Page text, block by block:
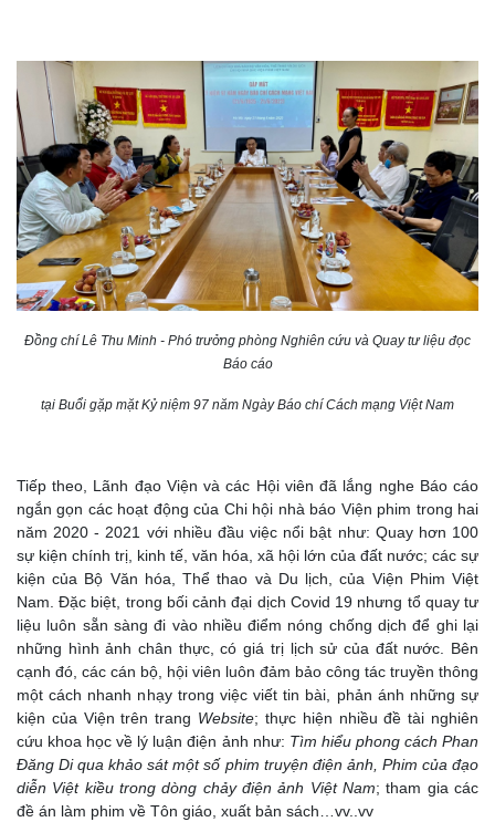
Đồng chí Lê Thu Minh - Phó trưởng phòng Nghiên cứu và Quay tư liệu đọc
Báo cáo
tại Buổi gặp mặt Kỷ niệm 97 năm Ngày Báo chí Cách mạng Việt Nam
Tiếp theo, Lãnh đạo Viện và các Hội viên đã lắng nghe Báo cáo
ngắn gọn các hoạt động của Chi hội nhà báo Viện phim trong hai
năm 2020 - 2021 với nhiều đầu việc nổi bật như: Quay hơn 100
sự kiện chính trị, kinh tế, văn hóa, xã hội lớn của đất nước; các sự
kiện của Bộ Văn hóa, Thể thao và Du lịch, của Viện Phim Việt
Nam. Đặc biệt, trong bối cảnh đại dịch Covid 19 nhưng tổ quay tư
liệu luôn sẵn sàng đi vào nhiều điểm nóng chống dịch để ghi lại
những hình ảnh chân thực, có giá trị lịch sử của đất nước. Bên
cạnh đó, các cán bộ, hội viên luôn đảm bảo công tác truyền thông
một cách nhanh nhạy trong việc viết tin bài, phản ánh những sự
kiện của Viện trên trang Website; thực hiện nhiều đề tài nghiên
cứu khoa học về lý luận điện ảnh như: Tìm hiểu phong cách Phan
Đăng Di qua khảo sát một số phim truyện điện ảnh, Phim của đạo
diễn Việt kiều trong dòng chảy điện ảnh Việt Nam; tham gia các
đề án làm phim về Tôn giáo, xuất bản sách…vv..vv